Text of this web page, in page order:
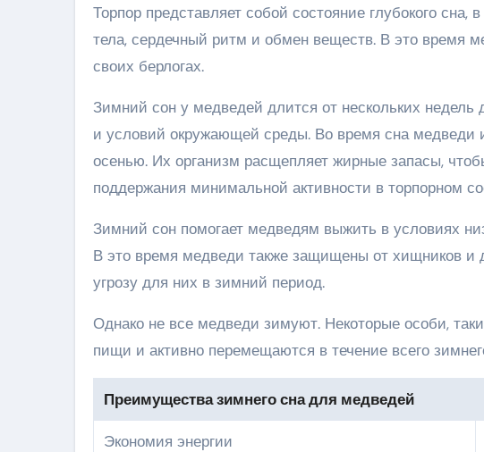
Торпор представляет собой состояние глубокого
тела, сердечный ритм и обмен веществ. В это время
своих берлогах.
Зимний сон у медведей длится от нескольких недель
и условий окружающей среды. Во время сна медведи
осенью. Их организм расщепляет жирные запасы,
поддержания минимальной активности в торпорном
Зимний сон помогает медведям выжить в условиях
В это время медведи также защищены от хищников и
угрозу для них в зимний период.
Однако не все медведи зимуют. Некоторые особи,
пищи и активно перемещаются в течение всего
Преимущества зимнего сна для медведей
Экономия энергии